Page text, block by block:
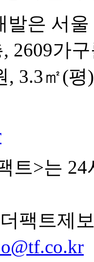
발은 서
2609가
, 3.3㎡(
트>는
팩트제